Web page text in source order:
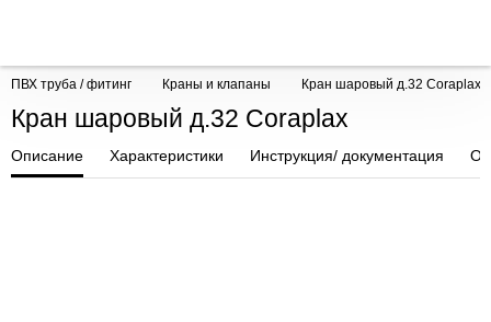
ПВХ труба / фитинг Краны и клапаны Кран шаровый д.32 Coraplax
Кран шаровый д.32 Coraplax
Описание Характеристики Инструкция/ документация